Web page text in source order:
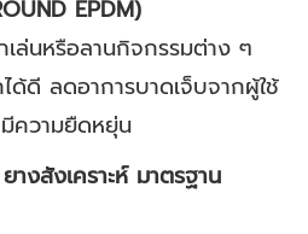
EPDM)
ล่นหรือลานกิจกรรมต่าง ๆ
ด้ดี ลดอาการบาดเจ็บจากผู้ใช้
ความยืดหยุ่น
งสังเคราะห์ มาตรฐาน